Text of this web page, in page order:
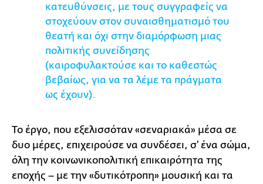
κατευθύνσεις, με τους συγγραφείς να
στοχεύουν στον συναισθηματισμό του
θεατή και όχι στην διαμόρφωση μιας
πολιτικής συνείδησης
(καιροφυλακτούσε και το καθεστώς
βεβαίως, για να τα λέμε τα πράγματα
ως έχουν).
Το έργο, που εξελισσόταν «σεναριακά» μέσα σε
δυο μέρες, επιχειρούσε να συνδέσει, σ’ ένα σώμα,
όλη την κοινωνικοπολιτική επικαιρότητα της
εποχής – με την «δυτικότροπη» μουσική και τα